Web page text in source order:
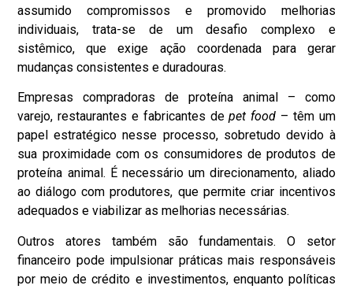
assumido compromissos e promovido melhorias
individuais, trata-se de um desafio complexo e
sistêmico, que exige ação coordenada para gerar
mudanças consistentes e duradouras.
Empresas compradoras de proteína animal – como
varejo, restaurantes e fabricantes depet food – têm um
papel estratégico nesse processo, sobretudo devido à
sua proximidade com os consumidores de produtos de
proteína animal. É necessário um direcionamento, aliado
ao diálogo com produtores, que permite criar incentivos
adequados e viabilizar as melhorias necessárias.
Outros atores também são fundamentais. O setor
financeiro pode impulsionar práticas mais responsáveis
por meio de crédito e investimentos, enquanto políticas